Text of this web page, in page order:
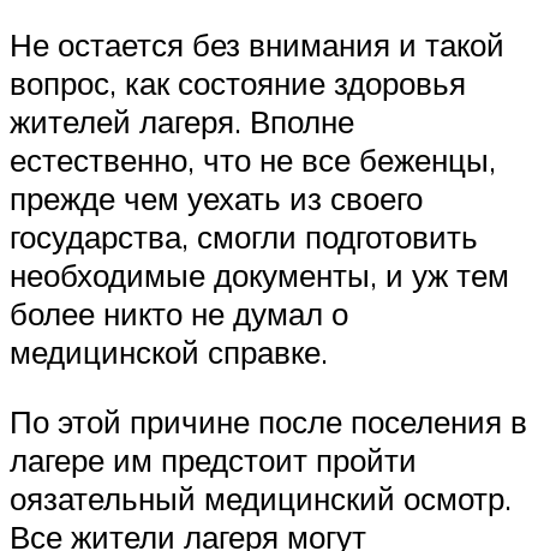
Не остается без внимания и такой
вопрос, как состояние здоровья
жителей лагеря. Вполне
естественно, что не все беженцы,
прежде чем уехать из своего
государства, смогли подготовить
необходимые документы, и уж тем
более никто не думал о
медицинской справке.
По этой причине после поселения в
лагере им предстоит пройти
оязательный медицинский осмотр.
Все жители лагеря могут